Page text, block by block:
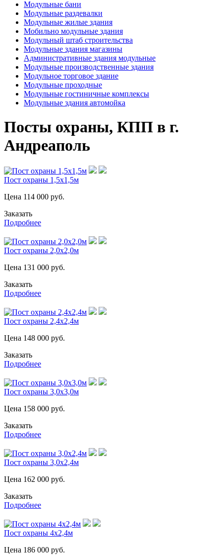
Модульные бани
Модульные раздевалки
Модульные жилые здания
Мобильно модульные здания
Модульный штаб строительства
Модульные здания магазины
Административные здания модульные
Модульные производственные здания
Модульное торговое здание
Модульные проходные
Модульные гостиничные комплексы
Модульные здания автомойка
Посты охраны, КПП в г.
Андреаполь
Пост охраны 1,5х1,5м
Цена 114 000 руб.
Заказать
Подробнее
Пост охраны 2,0х2,0м
Цена 131 000 руб.
Заказать
Подробнее
Пост охраны 2,4х2,4м
Цена 148 000 руб.
Заказать
Подробнее
Пост охраны 3,0х3,0м
Цена 158 000 руб.
Заказать
Подробнее
Пост охраны 3,0х2,4м
Цена 162 000 руб.
Заказать
Подробнее
Пост охраны 4х2,4м
Цена 186 000 руб.